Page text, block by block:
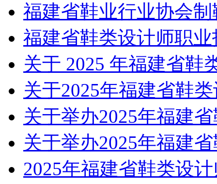
福建省鞋业行业协会
福建省鞋类设计师职
关于 2025 年福建省鞋
关于2025年福建省鞋
关于举办2025年福建
关于举办2025年福建
2025年福建省鞋类设